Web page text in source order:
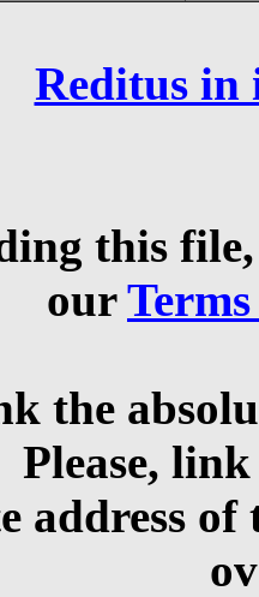
Reditus in
this
our
the
Please,
address